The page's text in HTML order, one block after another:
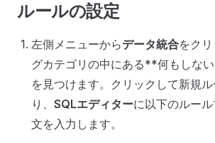
ルールの設定
左側メニューからデータ統合をク
グカテゴリの中にある**何もしな
を見つけます。クリックして新規
り、 SQLエディターに以下のルー
文を入力します。